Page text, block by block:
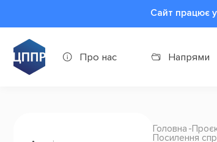
Сайт працює
Про нас Напрями
Головна
Посилення